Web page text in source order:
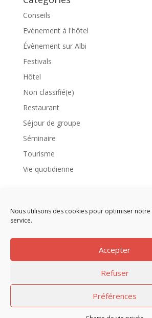
Nous utilisons des cookies pour optimiser
service.
Accepter
Refuser
Préférences
Conseils
Evènement à l'hôtel
Évènement sur Albi
Festivals
Hôtel
Non classifié(e)
Restaurant
Séjour de groupe
Séminaire
Tourisme
Vie quotidienne
Connexion
Flux des publications
Flux des commentaires
© Le Rialto 2019 lNos mentions